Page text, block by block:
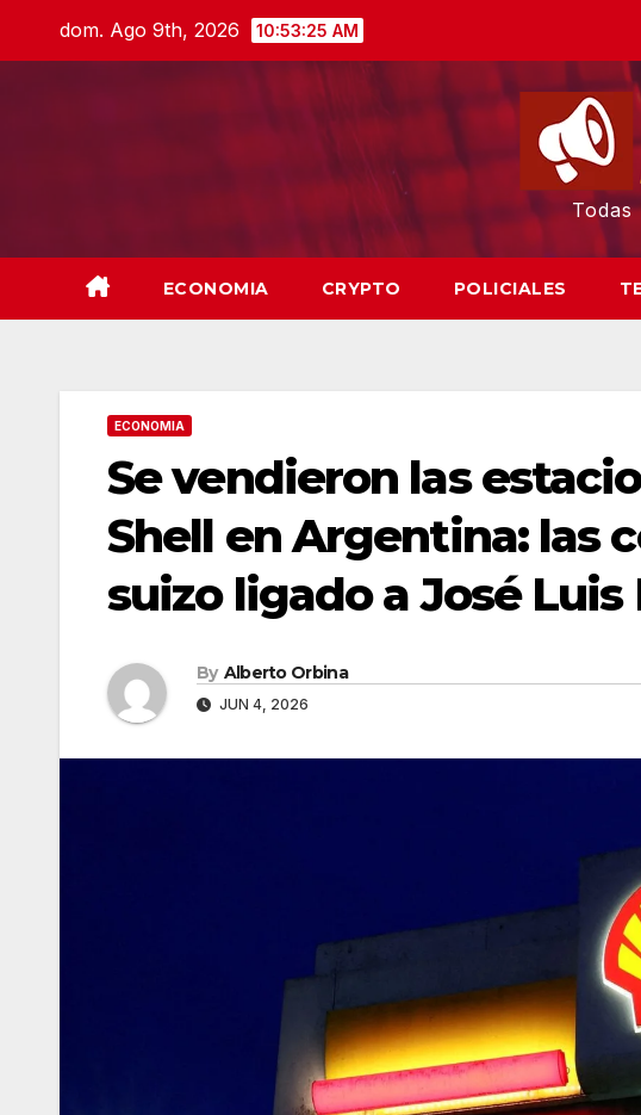
dom. Ago 9th, 2026 10:53:27 AM
ECONOMIA CRYPTO POLICIALES
ECONOMIA
Se vendieron las
Shell en Argentina: las
suizo ligado a José Luis
By Alberto Orbina
JUN 4, 2026